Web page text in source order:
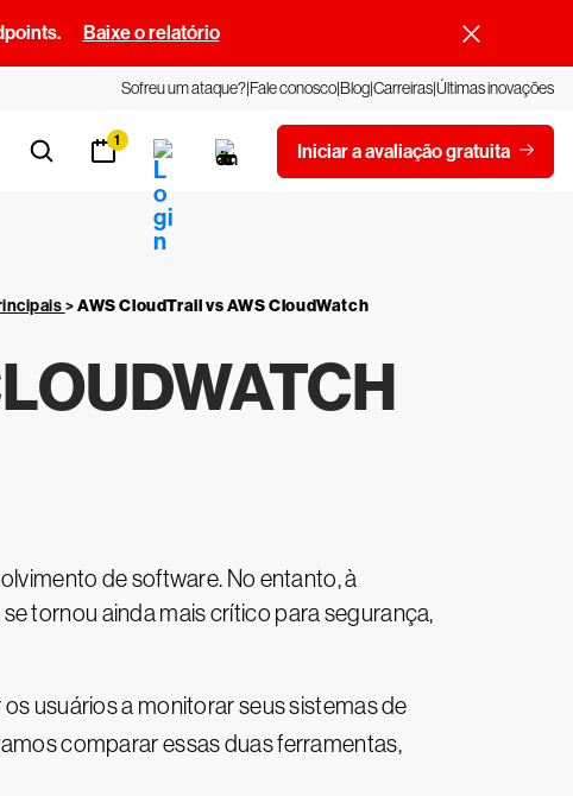
Baixe o relatório
Sofreu um ataque?Fale conoscoBlogCarreirasÚltimas inovações
1 Iniciar a avaliação gratuita
>AWS CloudTrail vs AWS CloudWatch
de software. No entanto, à
tornou ainda mais crítico para segurança,
usuários a monitorar seus sistemas de
comparar essas duas ferramentas,